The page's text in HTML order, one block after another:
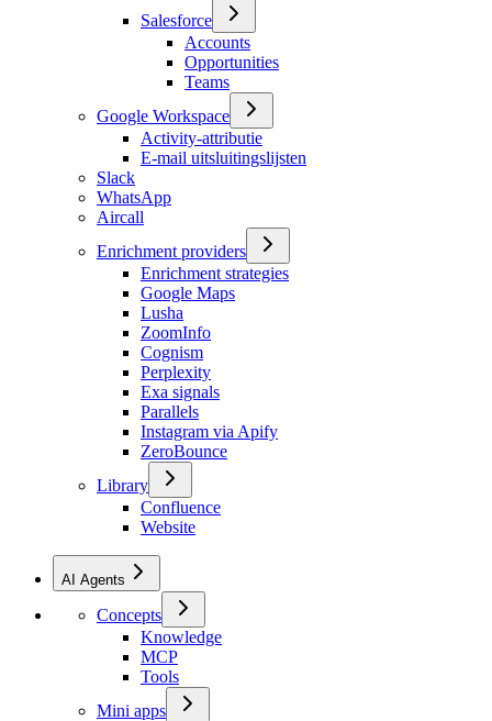
Salesforce
Accounts
Opportunities
Teams
Google Workspace
Activity-attributie
E-mail uitsluitingslijsten
Slack
WhatsApp
Aircall
Enrichment providers
Enrichment strategies
Google Maps
Lusha
ZoomInfo
Cognism
Perplexity
Exa signals
Parallels
Instagram via Apify
ZeroBounce
Library
Confluence
Website
AI Agents
Concepts
Knowledge
MCP
Tools
Mini apps